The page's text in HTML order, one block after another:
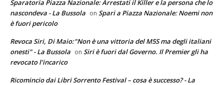
Sparatoria Piazza Nazionale: Arrestati il Killer e la persona che lo
nascondeva - La Bussola on Spari a Piazza Nazionale: Noemi non
è fuori pericolo
Revoca Siri, Di Maio:"Non è una vittoria del M5S ma degli italiani
onesti" - La Bussola on Siri è fuori dal Governo. Il Premier gli ha
revocato l’incarico
Ricomincio dai Libri Sorrento Festival – cosa è successo? - La